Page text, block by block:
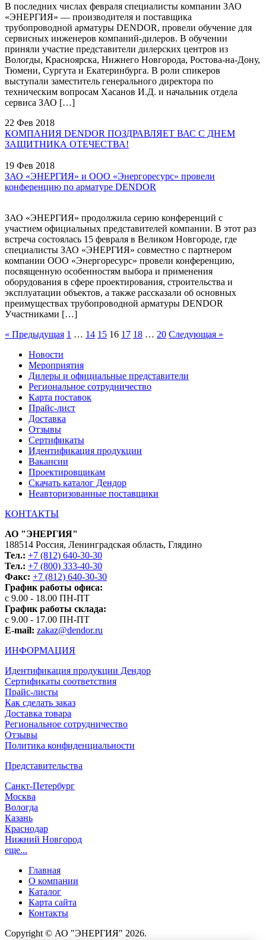
В последних числах февраля специалисты компании ЗАО
«ЭНЕРГИЯ» — производителя и поставщика
трубопроводной арматуры DENDOR, провели обучение для
сервисных инженеров компаний-дилеров. В обучении
приняли участие представители дилерских центров из
Вологды, Красноярска, Нижнего Новгорода, Ростова-на-Дону,
Тюмени, Сургута и Екатеринбурга. В роли спикеров
выступали заместитель генерального директора по
техническим вопросам Хасанов И.Д. и начальник отдела
сервиса ЗАО […]
22 Фев 2018
КОМПАНИЯ DENDOR ПОЗДРАВЛЯЕТ ВАС С ДНЕМ
ЗАЩИТНИКА ОТЕЧЕСТВА!
19 Фев 2018
ЗАО «ЭНЕРГИЯ» и ООО «Энергоресурс» провели
конференцию по арматуре DENDOR
ЗАО «ЭНЕРГИЯ» продолжила серию конференций с
участием официальных представителей компании. В этот раз
встреча состоялась 15 февраля в Великом Новгороде, где
специалисты ЗАО «ЭНЕРГИЯ» совместно с партнером
компании ООО «Энергоресурс» провели конференцию,
посвященную особенностям выбора и применения
оборудования в сфере проектирования, строительства и
эксплуатации объектов, а также рассказали об основных
преимуществах трубопроводной арматуры DENDOR
Участниками […]
« Предыдущая 1 … 14 15 16 17 18 … 20 Следующая »
Новости
Мероприятия
Дилеры и официальные представители
Региональное сотрудничество
Карта поставок
Прайс-лист
Доставка
Отзывы
Сертификаты
Идентификация продукции
Вакансии
Проектировщикам
Скачать каталог Дендор
Неавторизованные поставщики
КОНТАКТЫ
АО "ЭНЕРГИЯ"
188514 Россия, Ленинградская область, Глядино
Тел.: +7 (812) 640-30-30
Тел.: +7 (800) 333-40-30
Факс: +7 (812) 640-30-30
График работы офиса:
с 9.00 - 18.00 ПН-ПТ
График работы склада:
с 9.00 - 17.00 ПН-ПТ
E-mail: zakaz@dendor.ru
ИНФОРМАЦИЯ
Идентификация продукции Дендор
Сертификаты соответствия
Прайс-листы
Как сделать заказ
Доставка товара
Региональное сотрудничество
Отзывы
Политика конфиденциальности
Представительства
Санкт-Петербург
Москва
Вологда
Казань
Краснодар
Нижний Новгород
еще...
Главная
О компании
Каталог
Карта сайта
Контакты
Copyright © АО "ЭНЕРГИЯ" 2026.